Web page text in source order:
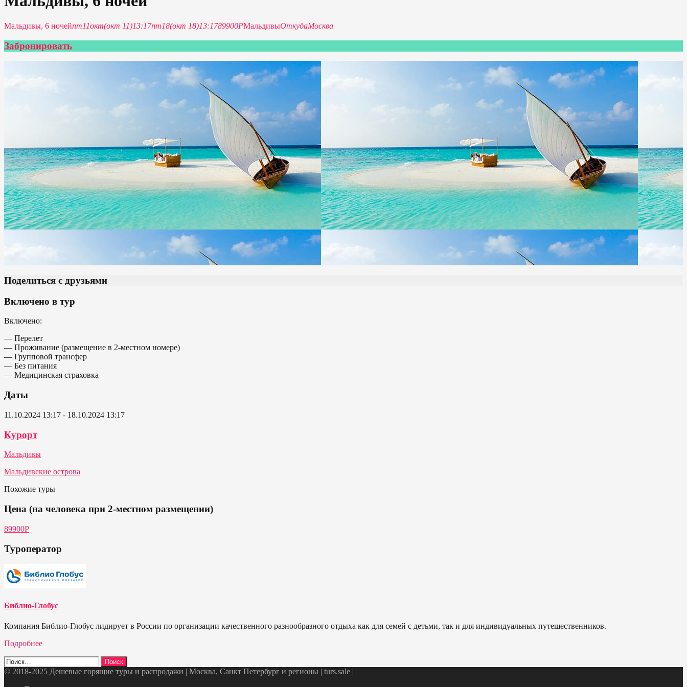
Мальдивы, 6 ночейпт11окт(окт 11)13:17пт18(окт 18)13:1789900РМальдивыОткудаМосква
Забронировать
Поделиться с друзьями
Включено в тур
Включено:
— Перелет
— Проживание (размещение в 2-местном номере)
— Групповой трансфер
— Без питания
— Медицинская страховка
Даты
11.10.2024 13:17 - 18.10.2024 13:17
Курорт
Мальдивы
Мальдивские острова
Похожие туры
Цена (на человека при 2-местном размещении)
89900Р
Туроператор
Библио-Глобус
Компания Библио-Глобус лидирует в России по организации качественного разнообразного отдыха как для семей с детьми, так и для индивидуальных путешественников.
Подробнее
Найти:
© 2018-2025 Дешевые горящие туры и распродажи | Москва, Санкт Петербург и регионы | turs.sale |